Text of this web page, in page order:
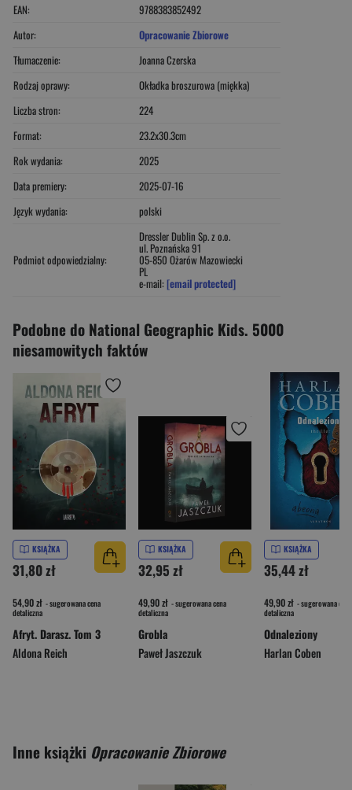
EAN:
9788383852492
Autor:
Opracowanie Zbiorowe
Tłumaczenie:
Joanna Czerska
Rodzaj oprawy:
Okładka broszurowa (miękka)
Liczba stron:
224
Format:
23.2x30.3cm
Rok wydania:
2025
Data premiery:
2025-07-16
Język wydania:
polski
Podmiot odpowiedzialny:
Dressler Dublin Sp. z o.o.
ul. Poznańska 91
05-850 Ożarów Mazowiecki
PL
e-mail: [email protected]
Podobne do National Geographic Kids. 5000
niesamowitych faktów
KSIĄŻKA
31,80 zł
54,90 zł - sugerowana cena
detaliczna
Afryt. Darasz. Tom 3
Aldona Reich
KSIĄŻKA
32,95 zł
49,90 zł - sugerowana cena
detaliczna
Grobla
Paweł Jaszczuk
KSIĄŻKA
35,44 zł
49,90 zł - sugerowana cena
detaliczna
Odnaleziony
Harlan Coben
Inne książki Opracowanie Zbiorowe